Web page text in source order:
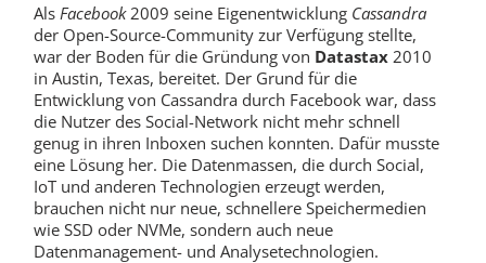
Als Facebook2009 seine Eigenentwicklung Cassandra
der Open-Source-Community zur Verfügung stellte,
war der Boden für die Gründung von Datastax2010
in Austin, Texas, bereitet. Der Grund für die
Entwicklung von Cassandra durch Facebook war, dass
die Nutzer des Social-Network nicht mehr schnell
genug in ihren Inboxen suchen konnten. Dafür musste
eine Lösung her. Die Datenmassen, die durch Social,
IoT und anderen Technologien erzeugt werden,
brauchen nicht nur neue, schnellere Speichermedien
wie SSD oder NVMe, sondern auch neue
Datenmanagement- und Analysetechnologien.